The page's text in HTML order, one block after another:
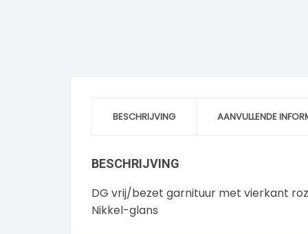
BESCHRIJVING AANVULLENDE
BESCHRIJVING
DG vrij/bezet garnituur met vierkant
Nikkel-glans